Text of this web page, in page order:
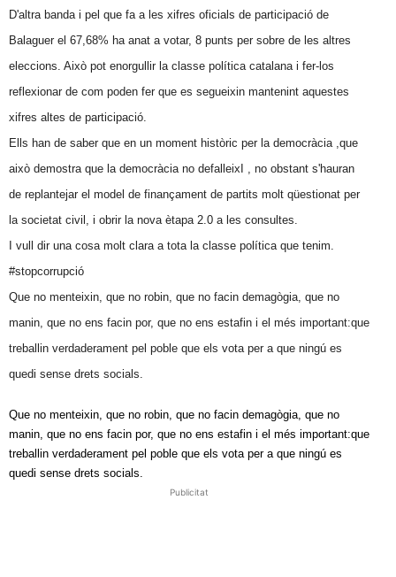
D'altra banda i pel que fa a les xifres oficials de participació de
Balaguer el 67,68% ha anat a votar, 8 punts per sobre de les altres
eleccions. Això pot enorgullir la classe política catalana i fer-los
reflexionar de com poden fer que es segueixin mantenint aquestes
xifres altes de participació.
Ells han de saber que en un moment històric per la democràcia ,que
això demostra que la democràcia no defalleixI , no obstant s'hauran
de replantejar el model de finançament de partits molt qüestionat per
la societat civil, i obrir la nova ètapa 2.0 a les consultes.
I vull dir una cosa molt clara a tota la classe política que tenim.
#stopcorrupció
Que no menteixin, que no robin, que no facin demagògia, que no
manin, que no ens facin por, que no ens estafin i el més important:que
treballin verdaderament pel poble que els vota per a que ningú es
quedi sense drets socials.
Que no menteixin, que no robin, que no facin demagògia, que no
manin, que no ens facin por, que no ens estafin i el més important:que
treballin verdaderament pel poble que els vota per a que ningú es
quedi sense drets socials.
Publicitat